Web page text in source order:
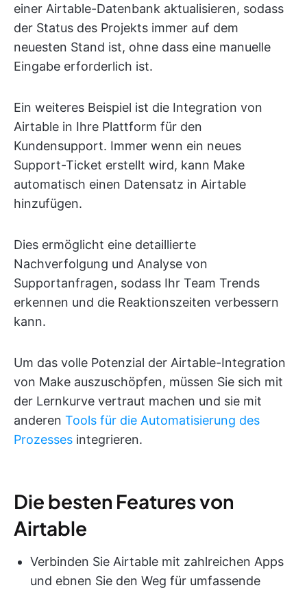
einer Airtable-Datenbank aktualisieren, sodass
der Status des Projekts immer auf dem
neuesten Stand ist, ohne dass eine manuelle
Eingabe erforderlich ist.
Ein weiteres Beispiel ist die Integration von
Airtable in Ihre Plattform für den
Kundensupport. Immer wenn ein neues
Support-Ticket erstellt wird, kann Make
automatisch einen Datensatz in Airtable
hinzufügen.
Dies ermöglicht eine detaillierte
Nachverfolgung und Analyse von
Supportanfragen, sodass Ihr Team Trends
erkennen und die Reaktionszeiten verbessern
kann.
Um das volle Potenzial der Airtable-Integration
von Make auszuschöpfen, müssen Sie sich mit
der Lernkurve vertraut machen und sie mit
anderen Tools für die Automatisierung des
Prozesses integrieren.
Die besten Features von
Airtable
Verbinden Sie Airtable mit zahlreichen Apps
und ebnen Sie den Weg für umfassende